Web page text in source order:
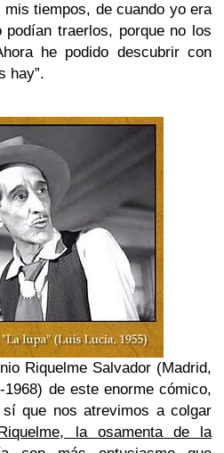
mis tiempos, de cuando yo era
traerlos, porque no los
he podido descubrir con
hay”.
Riquelme Salvador (Madrid,
de este enorme cómico,
que nos atrevimos a colgar
la osamenta de la